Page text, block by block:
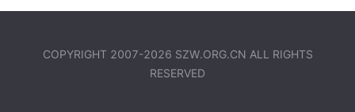
COPYRIGHT 2007-2026 SZW.ORG.CN ALL RIGHTS
RESERVED